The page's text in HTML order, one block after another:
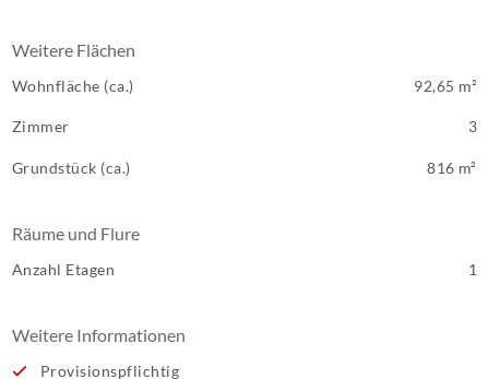
Weitere Flächen
Wohnfläche (ca.) 92,65 m²
Zimmer 3
Grundstück (ca.) 816 m²
Räume und Flure
Anzahl Etagen 1
Weitere Informationen
Provisionspflichtig